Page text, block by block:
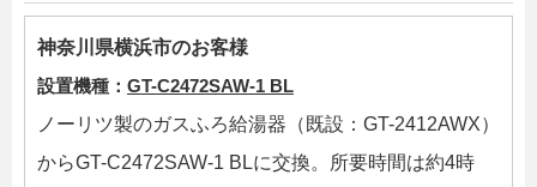
神奈川県横浜市のお客様
設置機種： GT-C2472SAW-1 BL
ノーリツ製のガスふろ給湯器（既設：GT-2412AWX）
からGT-C2472SAW-1 BLに交換。所要時間は約4時